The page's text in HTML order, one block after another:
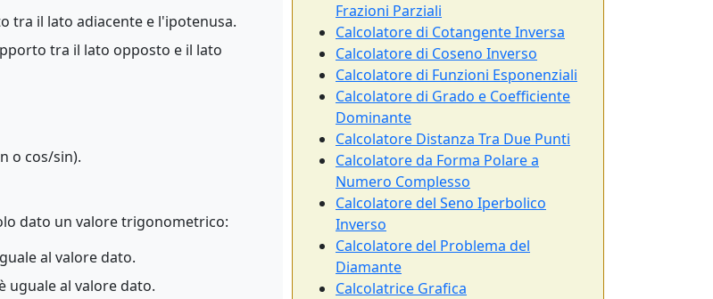
tra il lato adiacente e l'ipotenusa.
tra il lato opposto e il lato
o cos/sin).
dato un valore trigonometrico:
al valore dato.
uguale al valore dato.
Frazioni Parziali
Calcolatore di Cotangente Inversa
Calcolatore di Coseno Inverso
Calcolatore di Funzioni Esponenziali
Calcolatore di Grado e Coefficiente
Dominante
Calcolatore Distanza Tra Due Punti
Calcolatore da Forma Polare a
Numero Complesso
Calcolatore del Seno Iperbolico
Inverso
Calcolatore del Problema del
Diamante
Calcolatrice Grafica